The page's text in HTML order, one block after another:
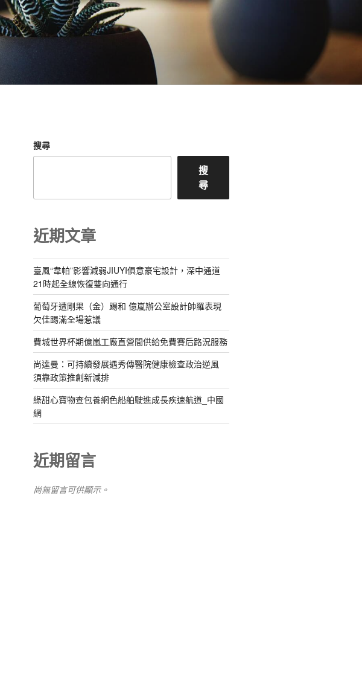
搜尋
搜
尋
近期文章
臺風“韋帕”影響減弱JIUYI俱意豪宅設計，深中通道
21時起全線恢復雙向通行
葡萄牙遭剛果（金）踢和 億嵐辦公室設計帥羅表現
欠佳踢滿全場惹議
費城世界杯期億嵐工廠直營間供給免費賽后路況服務
尚達曼：可持續發展遇秀傳醫院健康檢查政治逆風
須靠政策推創新減排
綠甜心寶物查包養網色船舶駛進成長疾速航道_中國
網
近期留言
尚無留言可供顯示。